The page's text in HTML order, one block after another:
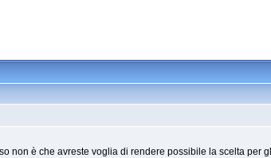
non è che avreste voglia di rendere possibile la scelta per